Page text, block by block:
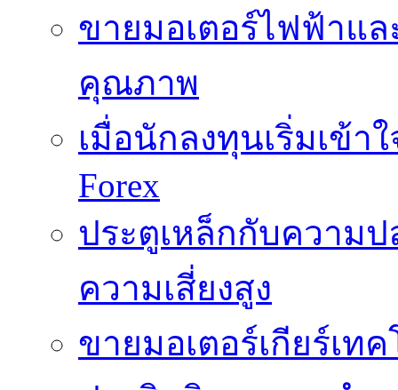
ขายมอเตอร์ไฟฟ้าแ
คุณภาพ
เมื่อนักลงทุนเริ่มเข้า
Forex
ประตูเหล็กกับความ
ความเสี่ยงสูง
ขายมอเตอร์เกียร์เท